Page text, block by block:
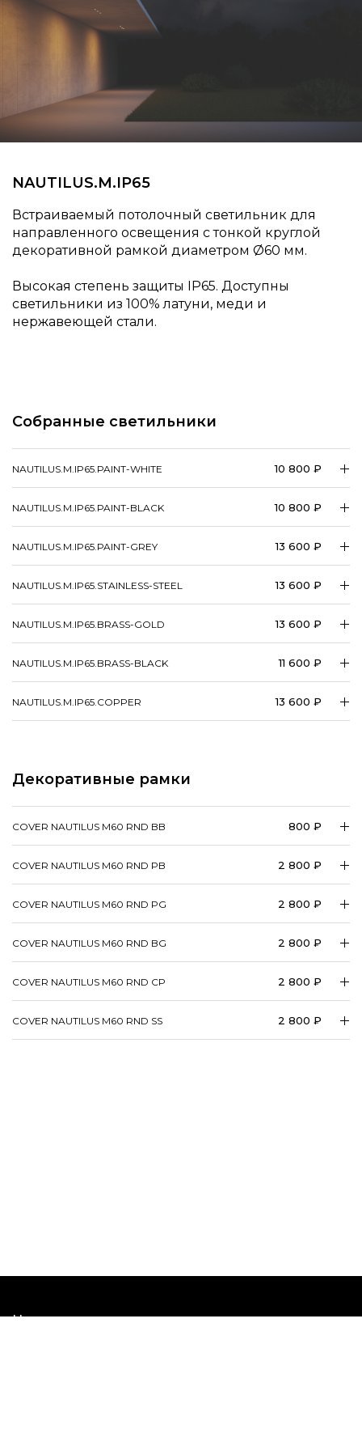
NAUTILUS.M.IP65
Встраиваемый потолочный светильник для
направленного освещения с тонкой круглой
декоративной рамкой диаметром
60 мм.
Высокая степень защиты IP65. Доступны
светильники из 100% латуни, меди и
нержавеющей стали.
Собранные светильники
NAUTILUS.M.IP65.PAINT-WHITE 10 800 ₽
NAUTILUS.M.IP65.PAINT-BLACK 10 800 ₽
NAUTILUS.M.IP65.PAINT-GREY 13 600 ₽
NAUTILUS.M.IP65.STAINLESS-STEEL 13 600 ₽
NAUTILUS.M.IP65.BRASS-GOLD 13 600 ₽
NAUTILUS.M.IP65.BRASS-BLACK 11 600 ₽
NAUTILUS.M.IP65.COPPER 13 600 ₽
Декоративные рамки
COVER NAUTILUS M60 RND BB 800 ₽
COVER NAUTILUS M60 RND PB 2 800 ₽
COVER NAUTILUS M60 RND PG 2 800 ₽
COVER NAUTILUS M60 RND BG 2 800 ₽
COVER NAUTILUS M60 RND CP 2 800 ₽
COVER NAUTILUS M60 RND SS 2 800 ₽
Наши шоурумы